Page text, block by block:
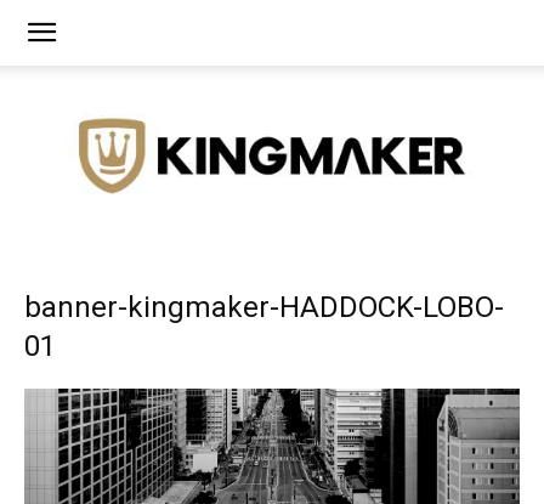
Agência
de
banner-kingmaker-HADDOCK-LOBO-
01